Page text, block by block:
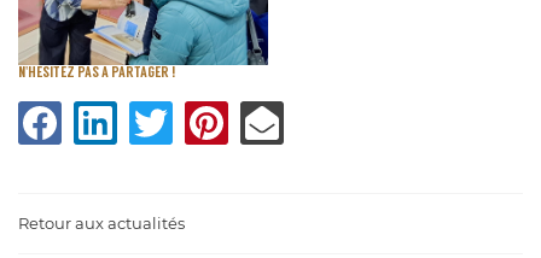
Accueil
L’atelier
N'HESITEZ PAS A PARTAGER !
Retour aux actualités